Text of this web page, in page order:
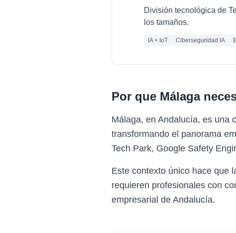
División tecnológica de
los tamaños.
IA + IoT Ciberseguridad IA
Por que Málaga
Málaga, en Andalucía, es una
transformando el panorama
Tech Park, Google Safety
Este contexto único hace que
requieren profesionales con
empresarial de Andalucía.